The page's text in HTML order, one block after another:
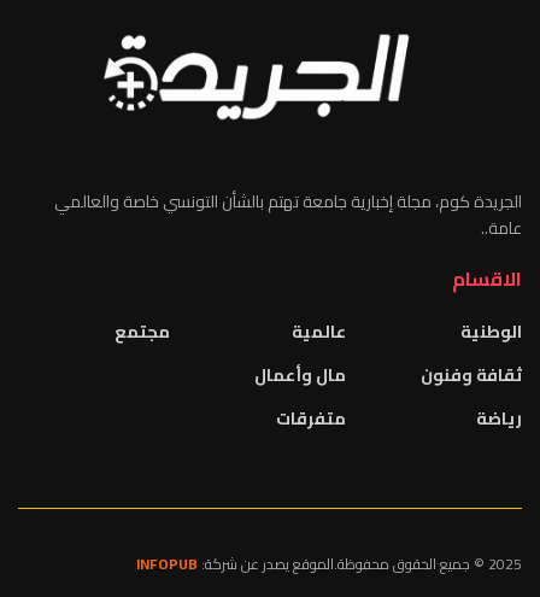
الجريدة كوم، مجلة إخبارية جامعة تهتم بالشأن التونسي خاصة والعالمي
عامة..
الاقسام
الوطنية
ثقافة وفنون
رياضة
عالمية
مال وأعمال
متفرقات
مجتمع
2025 © جميع الحقوق محفوظة.الموقع يصدر عن شركة: INFOPUB